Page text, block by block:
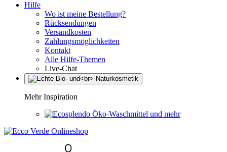
Hilfe
Wo ist meine Bestellung?
Rücksendungen
Versandkosten
Zahlungsmöglichkeiten
Kontakt
Alle Hilfe-Themen
Live-Chat
Mehr Inspiration
Öko-Waschmittel und mehr